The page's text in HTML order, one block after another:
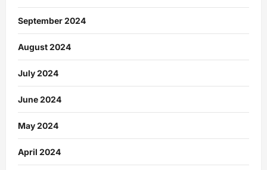
September 2024
August 2024
July 2024
June 2024
May 2024
April 2024